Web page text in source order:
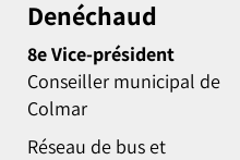
Denéchaud
8e Vice-président
Conseiller municipal de
Colmar
Réseau de bus et